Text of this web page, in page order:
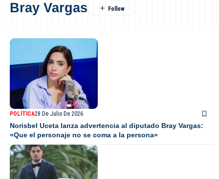
Bray Vargas
POLÍTICA28 De Julio De 2026
Norisbel Uceta lanza advertencia al diputado Bray Vargas:
«Que el personaje no se coma a la persona»